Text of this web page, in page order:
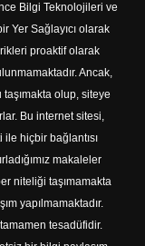
Bilgi Teknolojileri ve
Yer Sağlayıcı olarak
proaktif olarak
Ancak,
olup, siteye
Bu internet sitesi,
hiçbir bağlantısı
makaleler
niteliği taşımamakta
yapılmamaktadır.
tesadüfidir.